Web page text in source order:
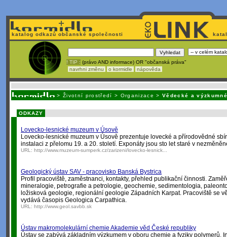
katalog odkazů občanské společnosti
! TIP : (právo AND informace) OR "občanská práva"
navrhni změnu
o kormidle nápověda
> Životní prostředí > Organizace >Vědecké a
ODKAZY
Lovecko-lesnické muzeum v Úsově
Lovecko-lesnické muzeum v Úsově prezentuje lovecké a přírodovědné
instalaci z přelomu 19. a 20. století. Exponáty jsou sto let staré v
URL: http://www.muzeum-sumperk.cz/zarizeni/lovecko-lesnick...
Geologický ústav SAV - pracovisko Banská Bystrica
Profil pracoviště, zaměstnanci, kontakty, přehled publikační činnosti.
mineralogie, petrografie a petrologie, geochemie, sedimentologia,
ložisková geologie, regionální geologie Západních Karpat. Pracoviště se
vydává časopis Geologica Carpathica.
URL: http://www.geol.savbb.sk
Ústav makromolekulární chemie Akademie věd České republiky
Ústav se zabývá základním výzkumem v oboru chemie a fyziky polymerů.